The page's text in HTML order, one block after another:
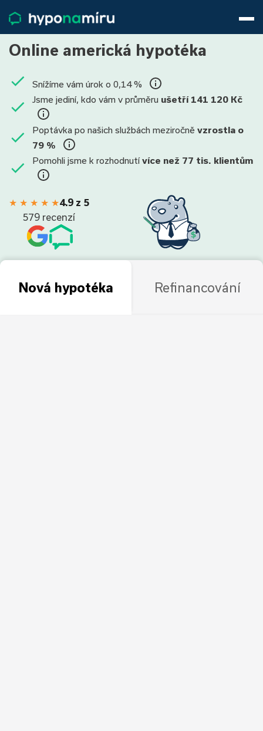
Životní pojištění
Pojištění nemovitosti
O nás
800 688 388
9−16 hod.
Přihlásit
Online americká hypotéka
Snížíme vám úrok o 0,14 %
Jsme jediní, kdo vám v průměru ušetří 141 120 Kč
Poptávka po našich službách meziročně vzrostla o
79 %
Pomohli jsme k rozhodnutí více než 77 tis. klientům
★ ★ ★ ★ ★4.9 z 5
579 recenzí
Nová hypotéka Refinancování